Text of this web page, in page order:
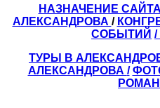
НАЗНАЧЕНИЕ САЙТА
АЛЕКСАНДРОВА /
СОБЫТИЙ /
ТУРЫ В
АЛЕКСАНДРОВА /